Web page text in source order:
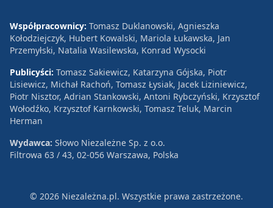
Współpracownicy: Tomasz Duklanowski, Agnieszka
Kołodziejczyk, Hubert Kowalski, Mariola Łukawska, Jan
Przemyłski, Natalia Wasilewska, Konrad Wysocki
Publicyści: Tomasz Sakiewicz, Katarzyna Gójska, Piotr
Lisiewicz, Michał Rachoń, Tomasz Łysiak, Jacek Liziniewicz,
Piotr Nisztor, Adrian Stankowski, Antoni Rybczyński, Krzysztof
Wołodźko, Krzysztof Karnkowski, Tomasz Teluk, Marcin
Herman
Wydawca: Słowo Niezależne Sp. z o.o.
Filtrowa 63 / 43, 02-056 Warszawa, Polska
© 2026 Niezależna.pl. Wszystkie prawa zastrzeżone.